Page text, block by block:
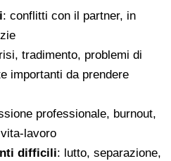
: conflitti con il partner, in
tradimento, problemi di
importanti da prendere
professionale, burnout,
lavoro
difficili: lutto, separazione,